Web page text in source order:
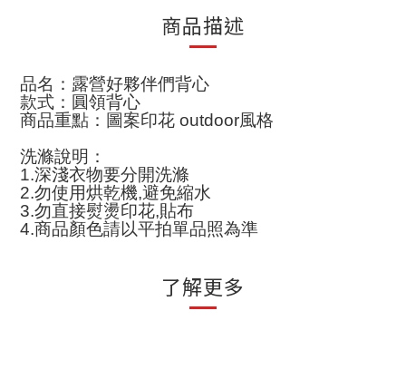
商品描述
品名：露營好夥伴們背心
款式：圓領背心
商品重點：圖案印花 outdoor風格
洗滌說明：
1.深淺衣物要分開洗滌
2.勿使用烘乾機,避免縮水
3.勿直接熨燙印花,貼布
4.商品顏色請以平拍單品照為準
了解更多